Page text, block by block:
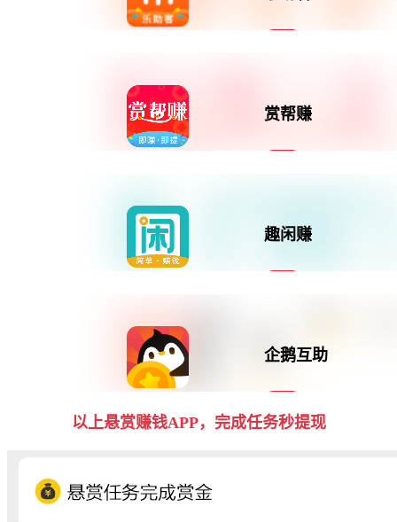
资源利用角度
的思维方式。然而，创业者是从已拥有的资源出发，探索多种
可能性，从而创造出无限的可能性。
管理思维强调的是制定详细的计划，将大目标分解为多个小目
标，并逐步实现它们。而创业思维则是从现有的资源出发，确
定能够做的事情，然后根据实际情况不断调整方向和计划。
管理思维更适用于已知且可复制的模式，即从1到N的过程。
而创业思维则更多用于探索未知的领域，从0到1的过程，需要
更多的创新和创造力。
生活中的运用
在生活中，创业思维可能体现在面对生活或工作的挑战时，不
乐助客是一款集互助悬赏任
赏帮赚
赏帮赚APP是一款即赚即提
趣闲赚
新人任务领红包，1元秒提
企鹅互助
以上悬赏赚钱APP，完成任务秒提现